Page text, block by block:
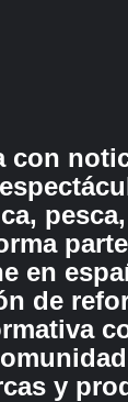
con
pesca,
en
de
y